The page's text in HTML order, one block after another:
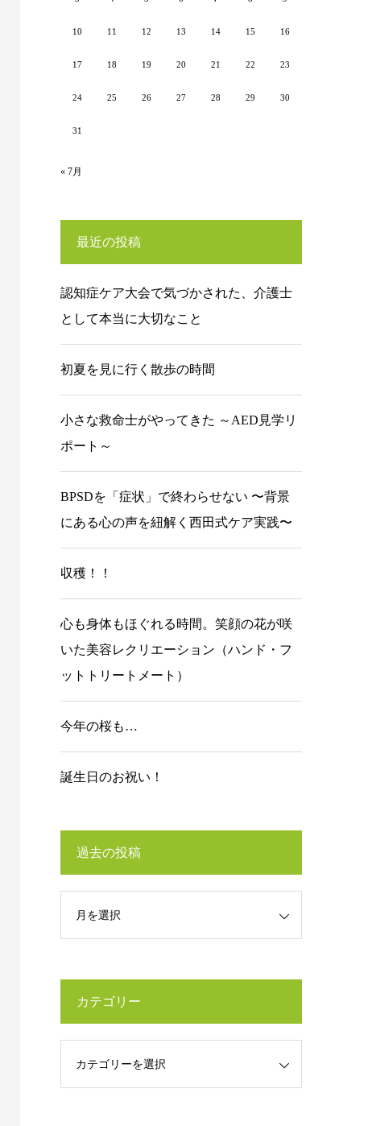
10 11 12 13 14 15 16
17 18 19 20 21 22 23
24 25 26 27 28 29 30
31
« 7月
最近の投稿
認知症ケア大会で気づかされた、介護士
として本当に大切なこと
初夏を見に行く散歩の時間
小さな救命士がやってきた ～AED見学リ
ポート～
BPSDを「症状」で終わらせない 〜背景
にある心の声を紐解く西田式ケア実践〜
収穫！！
心も身体もほぐれる時間。笑顔の花が咲
いた美容レクリエーション（ハンド・フ
ットトリートメート）
今年の桜も…
誕生日のお祝い！
過去の投稿
カテゴリー